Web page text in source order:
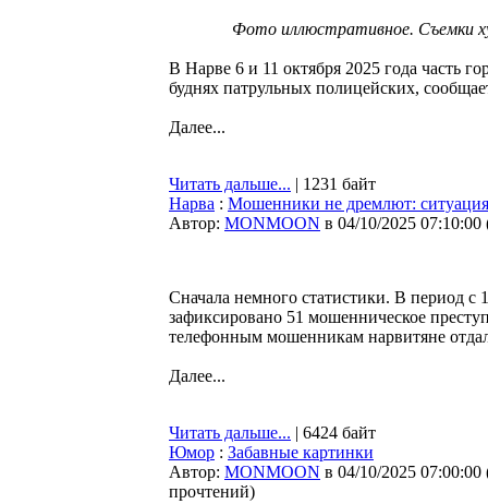
Фото иллюстративное. Съемки
В Нарве 6 и 11 октября 2025 года часть
буднях патрульных полицейских,
Далее...
Читать дальше... | 1231 байт
Нарва : Мошенники не дремлют:
Автор: MONMOON в 04/10/2025 07:10:00
Сначала немного статистики. В период
зафиксировано 51 мошенническое
телефонным мошенникам нарвитяне
Далее...
Читать дальше... | 6424 байт
Юмор : Забавные картинки
Автор: MONMOON в 04/10/2025 07:00:00
прочтений)